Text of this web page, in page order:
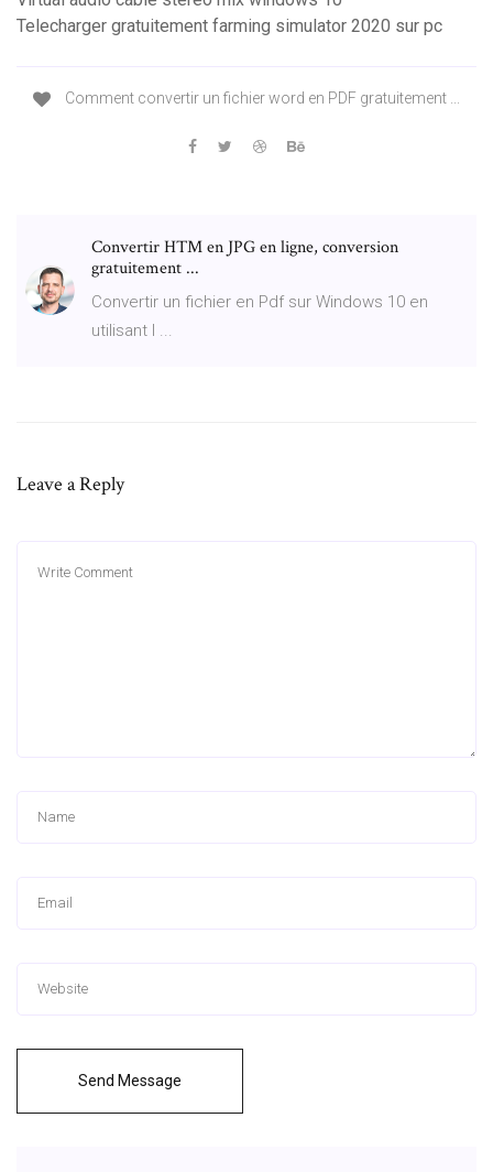
Telecharger gratuitement farming simulator 2020 sur pc
Comment convertir un fichier word en PDF gratuitement ...
Convertir HTM en JPG en ligne, conversion
gratuitement ...
Convertir un fichier en Pdf sur Windows 10 en
utilisant l ...
Leave a Reply
Send Message